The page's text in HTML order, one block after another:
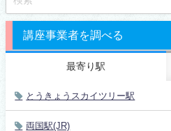
講座事業者を調べる
最寄り駅
とうきょうスカイツリー駅
両国駅(JR)